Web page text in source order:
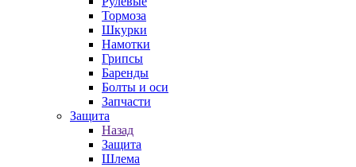
Тормоза
Шкурки
Намотки
Грипсы
Баренды
Болты и оси
Запчасти
Защита
Назад
Защита
Шлема